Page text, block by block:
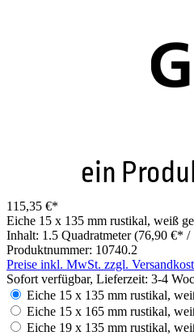
115,35 €*
Eiche 15 x 135 mm rustikal, weiß
Inhalt: 1.5 Quadratmeter (76,90 €* /
Produktnummer: 10740.2
Preise inkl. MwSt. zzgl.
Sofort verfügbar, Lieferzeit: 3-4
Eiche 15 x 135 mm rustikal,
Eiche 15 x 165 mm rustikal,
Eiche 19 x 135 mm rustikal,